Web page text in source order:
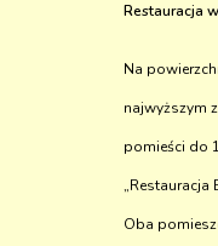
Restauracja
Na
najwyższym
pomieści do
„Restauracja
Oba